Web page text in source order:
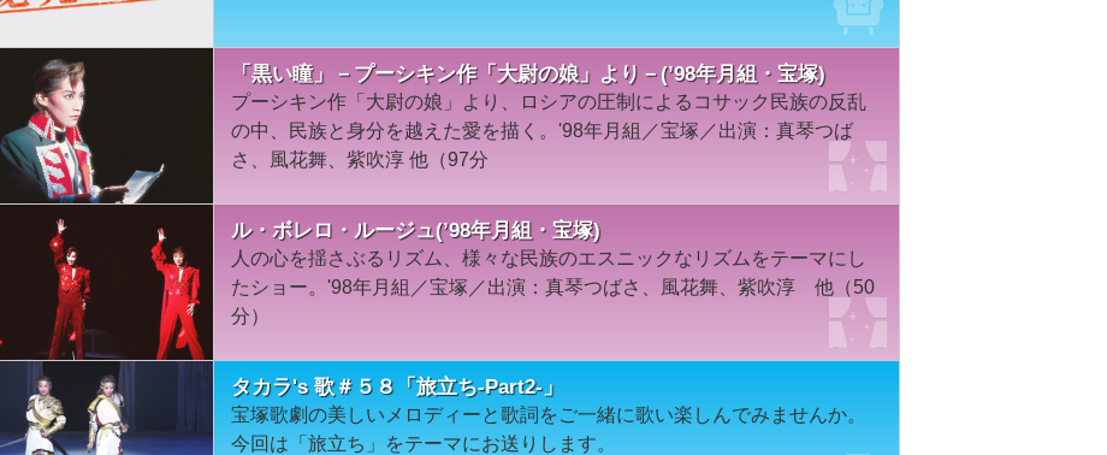
「黒い瞳」－プーシキン作「大尉の娘」より－(’98年月組・宝塚)
プーシキン作「大尉の娘」より、ロシアの圧制によるコサック民族の反乱
の中、民族と身分を越えた愛を描く。'98年月組／宝塚／出演：真琴つば
さ、風花舞、紫吹淳 他（97分
ル・ボレロ・ルージュ(’98年月組・宝塚)
人の心を揺さぶるリズム、様々な民族のエスニックなリズムをテーマにし
たショー。'98年月組／宝塚／出演：真琴つばさ、風花舞、紫吹淳 他（50
分）
タカラ's 歌＃５８「旅立ち-Part2-」
宝塚歌劇の美しいメロディーと歌詞をご一緒に歌い楽しんでみませんか。
今回は「旅立ち」をテーマにお送りします。